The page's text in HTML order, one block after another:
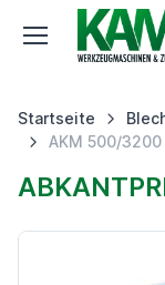
Startseite
AKM 500/3200